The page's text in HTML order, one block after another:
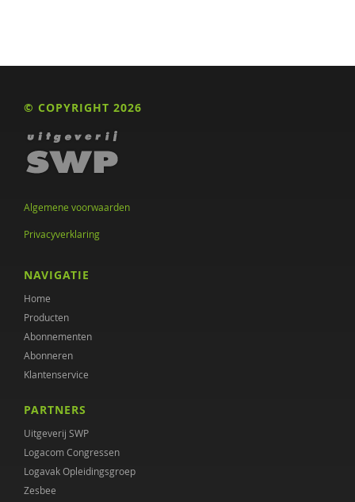
Max Huber
Jetske de Jong
Erik Kerssies
Toine Ketelaars
Gerdie Kienhorst
Bauke Koekkoek
Maria Koelen
Juul Koene
© COPYRIGHT 2026
Algemene voorwaarden
Privacyverklaring
NAVIGATIE
Home
Producten
Abonnementen
Abonneren
Klantenservice
PARTNERS
Uitgeverij SWP
Logacom Congressen
Logavak Opleidingsgroep
Zesbee